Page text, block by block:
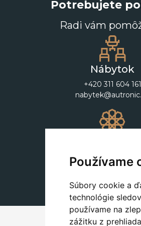
Používame
Súbory cookie a
technológie
používame na
zážitku z
Potrebujete
Radi vám
Nábytok
+420 311 604 161
+420 311 604